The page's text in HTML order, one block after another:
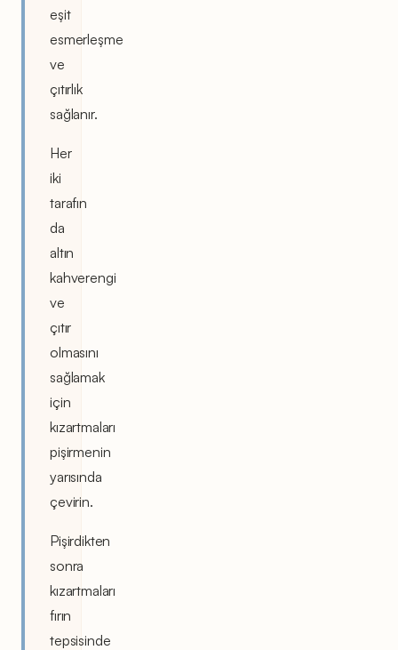
eşit
esmerleşme
ve
çıtırlık
sağlanır.
Her
iki
tarafın
da
altın
kahverengi
ve
çıtır
olmasını
sağlamak
için
kızartmaları
pişirmenin
yarısında
çevirin.
Pişirdikten
sonra
kızartmaları
fırın
tepsisinde